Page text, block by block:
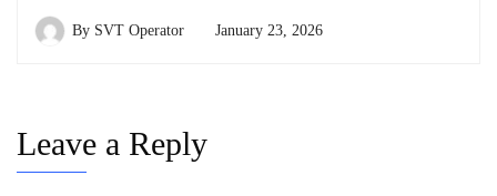
By SVT Operator January 23, 2026
Leave a Reply